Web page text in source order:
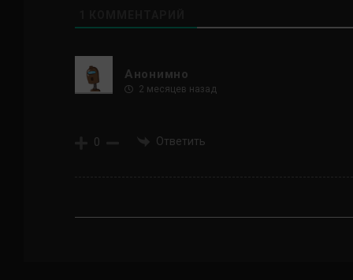
Анонимно
2 месяцев назад
0 Ответить